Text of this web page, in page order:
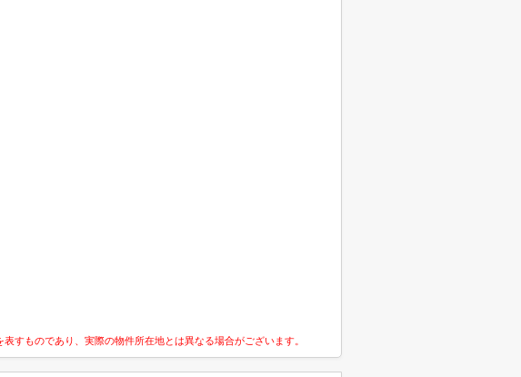
すものであり、実際の物件所在地とは異なる場合がございます。